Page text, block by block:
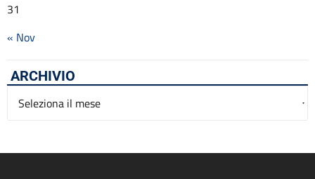
31
« Nov
ARCHIVIO
Archivio